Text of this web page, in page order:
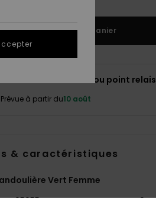
Ajouter au panier
Livraison à domicile ou point relais
Prévue à partir du10 août
& caractéristiques
Vert Femme
Code couleurgqm0